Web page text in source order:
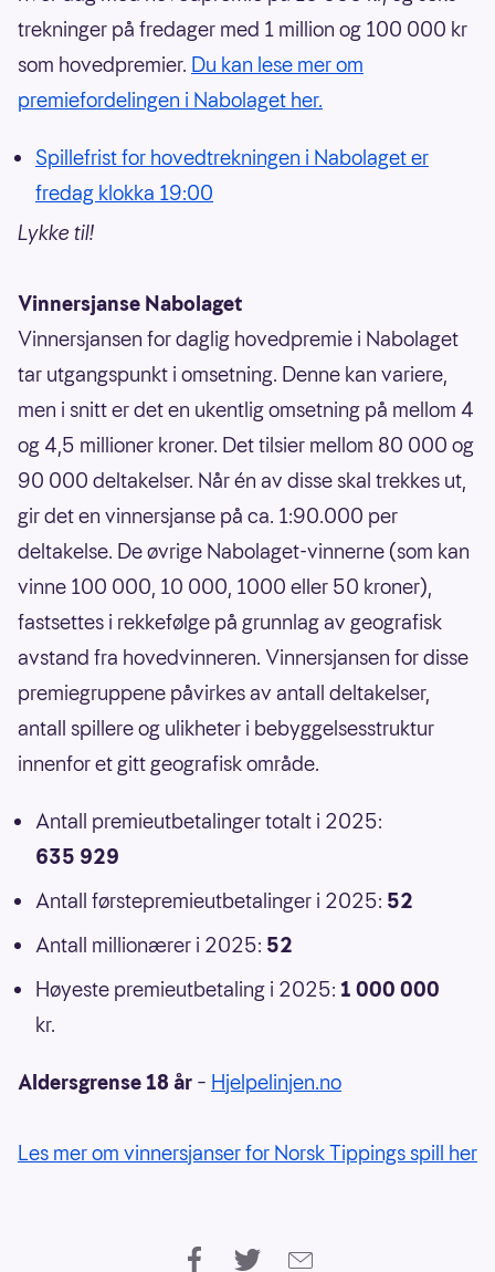
trekninger på fredager med 1 million og 100 000 kr
som hovedpremier. Du kan lese mer om
premiefordelingen i Nabolaget her.
Spillefrist for hovedtrekningen i Nabolaget er
fredag klokka 19:00
Lykke til!
Vinnersjanse Nabolaget
Vinnersjansen for daglig hovedpremie i Nabolaget
tar utgangspunkt i omsetning. Denne kan variere,
men i snitt er det en ukentlig omsetning på mellom 4
og 4,5 millioner kroner. Det tilsier mellom 80 000 og
90 000 deltakelser. Når én av disse skal trekkes ut,
gir det en vinnersjanse på ca. 1:90.000 per
deltakelse. De øvrige Nabolaget-vinnerne (som kan
vinne 100 000, 10 000, 1000 eller 50 kroner),
fastsettes i rekkefølge på grunnlag av geografisk
avstand fra hovedvinneren. Vinnersjansen for disse
premiegruppene påvirkes av antall deltakelser,
antall spillere og ulikheter i bebyggelsesstruktur
innenfor et gitt geografisk område.
Antall premieutbetalinger totalt i 2025:
635 929
Antall førstepremieutbetalinger i 2025: 52
Antall millionærer i 2025: 52
Høyeste premieutbetaling i 2025: 1 000 000
kr.
Aldersgrense 18 år – Hjelpelinjen.no
Les mer om vinnersjanser for Norsk Tippings spill her